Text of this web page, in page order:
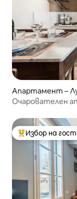
Апартамент –
Очарователен
Най-популярен
Избор на